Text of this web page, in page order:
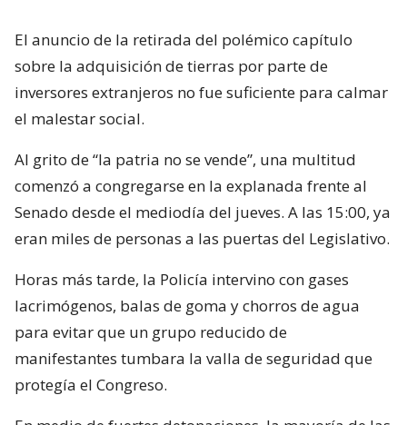
El anuncio de la retirada del polémico capítulo
sobre la adquisición de tierras por parte de
inversores extranjeros no fue suficiente para calmar
el malestar social.
Al grito de “la patria no se vende”, una multitud
comenzó a congregarse en la explanada frente al
Senado desde el mediodía del jueves. A las 15:00, ya
eran miles de personas a las puertas del Legislativo.
Horas más tarde, la Policía intervino con gases
lacrimógenos, balas de goma y chorros de agua
para evitar que un grupo reducido de
manifestantes tumbara la valla de seguridad que
protegía el Congreso.